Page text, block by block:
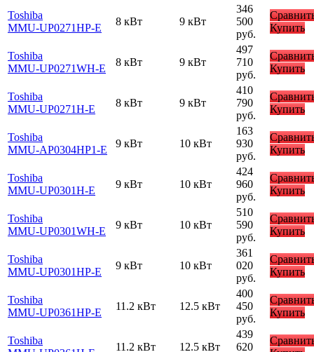
Toshiba
MMU-UP0271HP-E
8 кВт 9 кВт
346
500
руб.
Купить
Toshiba
MMU-UP0271WH-E
8 кВт 9 кВт
497
710
руб.
Купить
Toshiba
MMU-UP0271H-E
8 кВт 9 кВт
410
790
руб.
Купить
Toshiba
MMU-AP0304HP1-E
9 кВт 10 кВт
163
930
руб.
Купить
Toshiba
MMU-UP0301H-E
9 кВт 10 кВт
424
960
руб.
Купить
Toshiba
MMU-UP0301WH-E
9 кВт 10 кВт
510
590
руб.
Купить
Toshiba
MMU-UP0301HP-E
9 кВт 10 кВт
361
020
руб.
Купить
Toshiba
MMU-UP0361HP-E
11.2 кВт 12.5 кВт
400
450
руб.
Купить
Toshiba
11.2 кВт 12.5 кВт
439
620